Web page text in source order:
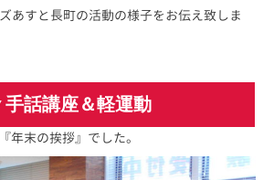
あすと長町の活動の様子をお伝え致しま
話講座＆軽運動
年末の挨拶』でした。